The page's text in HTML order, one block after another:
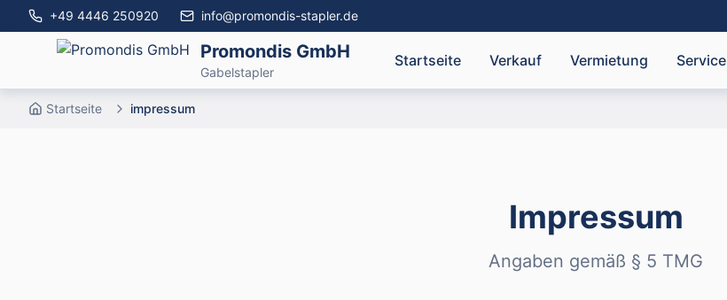
+49 4446 250920 info@promondis-stapler.de
Promondis GmbH
Gabelstapler
Startseite Verkauf Vermietung Service
Startseite impressum
Impressum
Angaben gemäß § 5 TMG